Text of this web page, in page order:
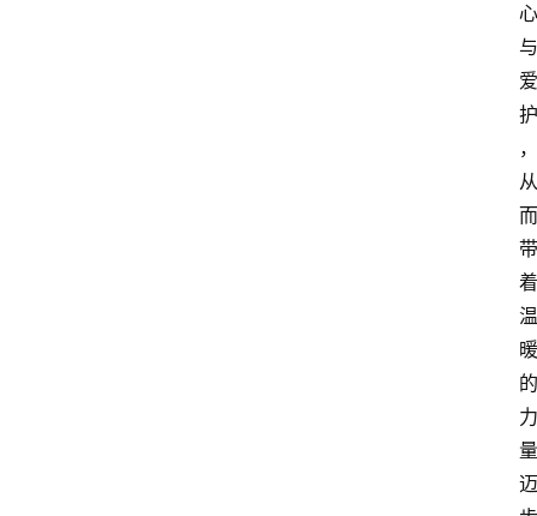
心
与
爱
护
，
从
而
带
着
温
暖
的
力
量
迈